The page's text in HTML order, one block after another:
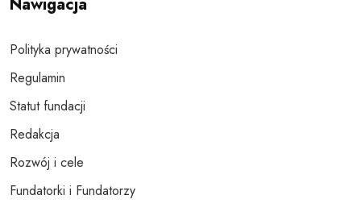
Polityka prywatności
Regulamin
Statut fundacji
Redakcja
Rozwój i cele
Fundatorki i Fundatorzy